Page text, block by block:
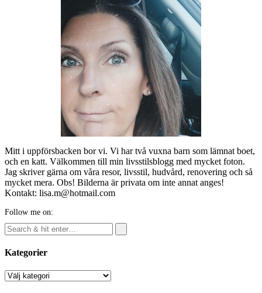
Mitt i uppförsbacken bor vi. Vi har två vuxna barn som lämnat boet,
och en katt. Välkommen till min livsstilsblogg med mycket foton.
Jag skriver gärna om våra resor, livsstil, hudvård, renovering och så
mycket mera. Obs! Bilderna är privata om inte annat anges!
Kontakt: lisa.m@hotmail.com
Follow me on:
Kategorier
Kategorier